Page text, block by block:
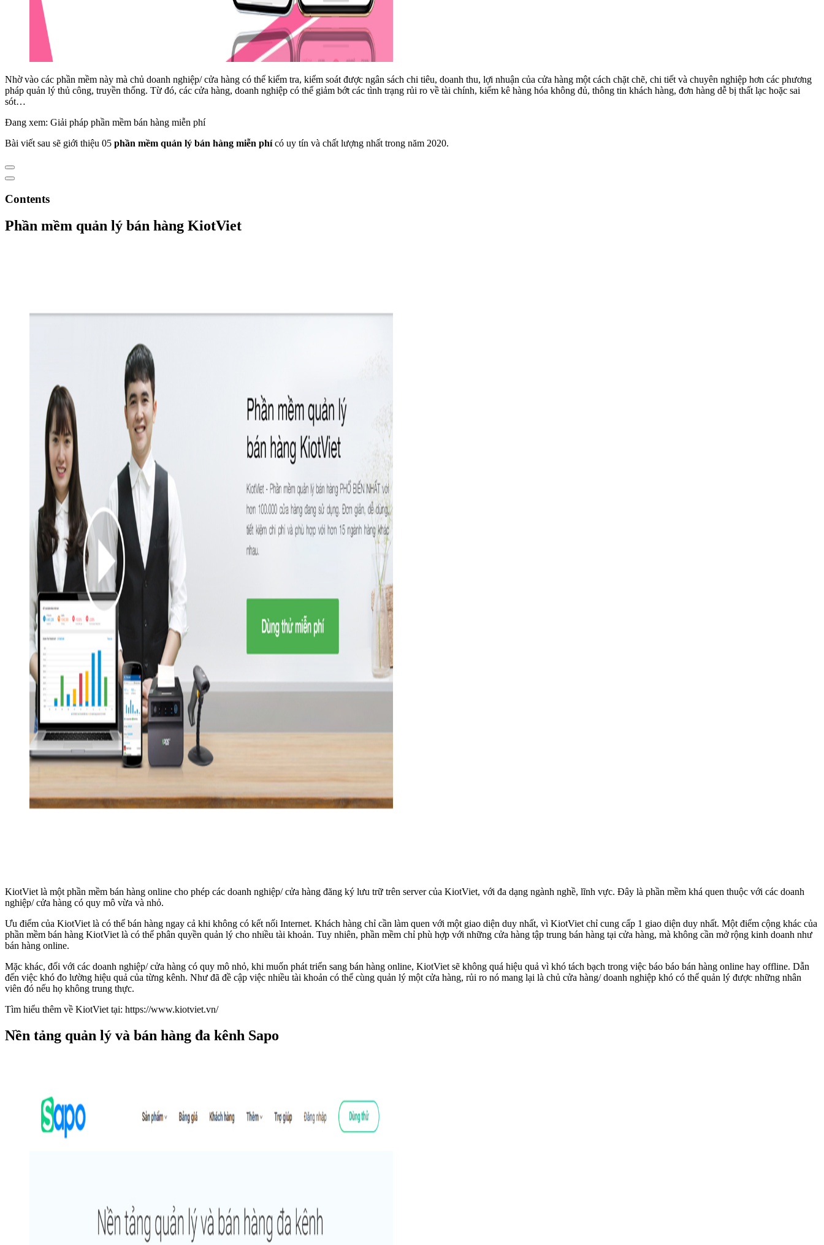
Nhờ vào các phần mềm này mà chủ doanh nghiệp/ cửa hàng có thể kiểm tra, kiểm soát được ngân sách chi tiêu, doanh thu, lợi nhuận của cửa hàng một cách chặt chẽ, chi tiết và chuyên nghiệp hơn các phương
pháp quản lý thủ công, truyền thống. Từ đó, các cửa hàng, doanh nghiệp có thể giảm bớt các tình trạng rủi ro về tài chính, kiểm kê hàng hóa không đủ, thông tin khách hàng, đơn hàng dễ bị thất lạc hoặc sai
sót…
Đang xem: Giải pháp phần mềm bán hàng miễn phí
Bài viết sau sẽ giới thiệu 05 phần mềm quản lý bán hàng miễn phícó uy tín và chất lượng nhất trong năm 2020.
Contents
Phần mềm quản lý bán hàng KiotViet
KiotViet là một phần mềm bán hàng online cho phép các doanh nghiệp/ cửa hàng đăng ký lưu trữ trên server của KiotViet, với đa dạng ngành nghề, lĩnh vực. Đây là phần mềm khá quen thuộc với các doanh
nghiệp/ cửa hàng có quy mô vừa và nhỏ.
Ưu điểm của KiotViet là có thể bán hàng ngay cả khi không có kết nối Internet. Khách hàng chỉ cần làm quen với một giao diện duy nhất, vì KiotViet chỉ cung cấp 1 giao diện duy nhất. Một điểm cộng khác của
phần mềm bán hàng KiotViet là có thể phân quyền quản lý cho nhiều tài khoản. Tuy nhiên, phần mềm chỉ phù hợp với những cửa hàng tập trung bán hàng tại cửa hàng, mà không cần mở rộng kinh doanh như
bán hàng online.
Mặc khác, đối với các doanh nghiệp/ cửa hàng có quy mô nhỏ, khi muốn phát triển sang bán hàng online, KiotViet sẽ không quá hiệu quả vì khó tách bạch trong việc báo báo bán hàng online hay offline. Dẫn
đến việc khó đo lường hiệu quả của từng kênh. Như đã đề cập việc nhiều tài khoản có thể cùng quản lý một cửa hàng, rủi ro nó mang lại là chủ cửa hàng/ doanh nghiệp khó có thể quản lý được những nhân
viên đó nếu họ không trung thực.
Tìm hiểu thêm về KiotViet tại: https://www.kiotviet.vn/
Nền tảng quản lý và bán hàng đa kênh Sapo